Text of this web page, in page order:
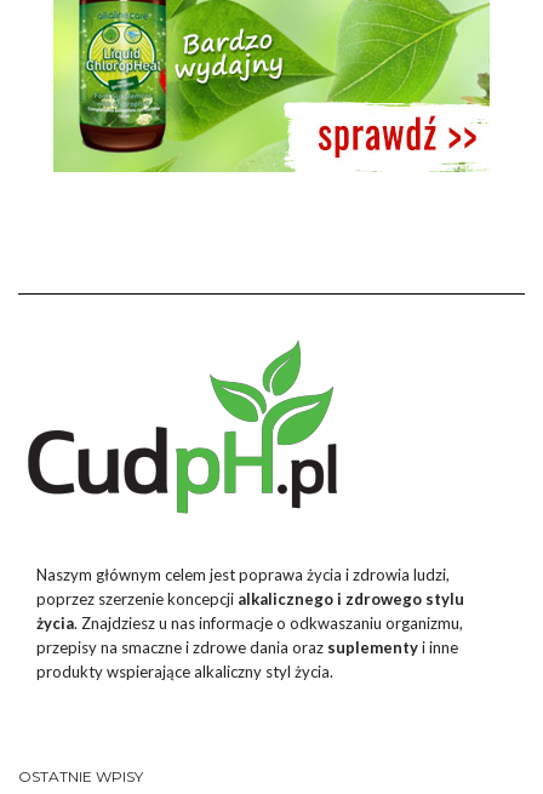
Naszym głównym celem jest poprawa życia i zdrowia ludzi,
poprzez szerzenie koncepcji alkalicznego i zdrowego stylu
życia. Znajdziesz u nas informacje o odkwaszaniu organizmu,
przepisy na smaczne i zdrowe dania oraz suplementyi inne
produkty wspierające alkaliczny styl życia.
OSTATNIE WPISY